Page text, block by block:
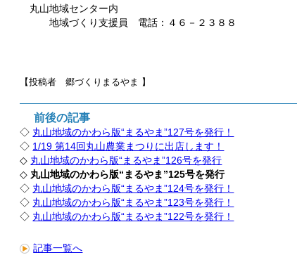
丸山地域センター内
地域づくり支援員 電話：４６－２３８８
【投稿者 郷づくりまるやま 】
前後の記事
◇ 丸山地域のかわら版“まるやま”127号を発行！
◇ 1/19 第14回丸山農業まつりに出店します！
◇ 丸山地域のかわら版“まるやま”126号を発行
◇ 丸山地域のかわら版“まるやま”125号を発行
◇ 丸山地域のかわら版“まるやま”124号を発行！
◇ 丸山地域のかわら版“まるやま”123号を発行！
◇ 丸山地域のかわら版“まるやま”122号を発行！
記事一覧へ